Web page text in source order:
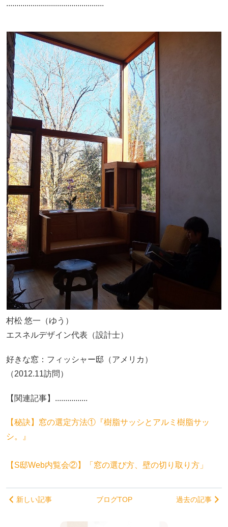
................................................
村松 悠一（ゆう）
エスネルデザイン代表（設計士）
好きな窓：フィッシャー邸（アメリカ）
（2012.11訪問）
【関連記事】................
【秘訣】窓の選定方法①『樹脂サッシとアルミ樹脂サッ
シ。』
【S邸Web内覧会②】「窓の選び方、壁の切り取り方」
新しい記事 ブログTOP 過去の記事